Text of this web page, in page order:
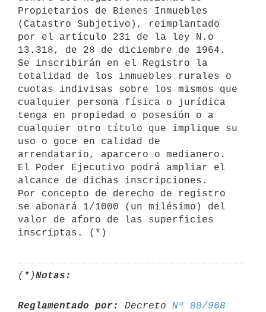
Propietarios de Bienes Inmuebles
(Catastro Subjetivo), reimplantado
por el artículo 231 de la ley N.o
13.318, de 28 de diciembre de 1964.
Se inscribirán en el Registro la
totalidad de los inmuebles rurales o
cuotas indivisas sobre los mismos que
cualquier persona física o jurídica
tenga en propiedad o posesión o a
cualquier otro título que implique su
uso o goce en calidad de
arrendatario, aparcero o medianero.
El Poder Ejecutivo podrá ampliar el
alcance de dichas inscripciones.
Por concepto de derecho de registro
se abonará 1/1000 (un milésimo) del
valor de aforo de las superficies
(*)Notas:
Reglamentado por: Decreto Nº 88/968